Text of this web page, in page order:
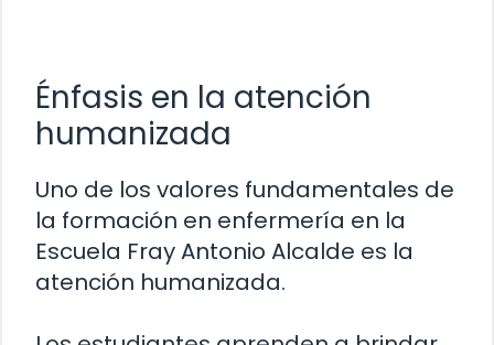
Énfasis en la atención
humanizada
Uno de los valores fundamentales de
la formación en enfermería en la
Escuela Fray Antonio Alcalde es la
atención humanizada.